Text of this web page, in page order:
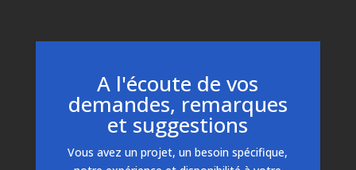
A l'écoute de vos
demandes, remarques
et suggestions
Vous avez un projet, un besoin spécifique,